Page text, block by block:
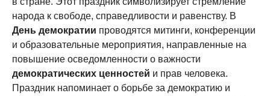
народа к свободе, справедливости и равенству. В
День демократии проводятся митинги, конференции
и образовательные мероприятия, направленные на
повышение осведомленности о важности
демократических ценностей и прав человека.
Праздник напоминает о борьбе за демократию и